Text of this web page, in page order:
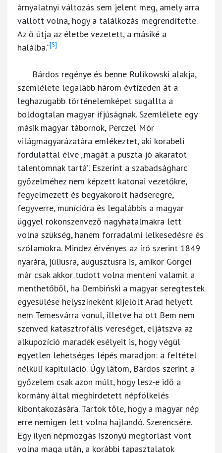
árnyalatnyi változás sem jelent meg, amely arra
vallott volna, hogy a találkozás megrendítette.
Az ő útja az életbe vezetett, a másiké a
halálba.”[5]
Bárdos regénye és benne Rulikowski alakja,
szemlélete legalább három évtizeden át a
leghazugabb történelemképet sugallta a
boldogtalan magyar ifjúságnak. Szemlélete egy
másik magyar tábornok, Perczel Mór
világmagyarázatára emlékeztet, aki korabeli
fordulattal élve „magát a puszta jó akaratot
talentomnak tartá”. Eszerint a szabadságharc
győzelméhez nem képzett katonai vezetőkre,
fegyelmezett és begyakorolt hadseregre,
fegyverre, munícióra és legalábbis a magyar
üggyel rokonszenvező nagyhatalmakra lett
volna szükség, hanem forradalmi lelkesedésre és
szólamokra. Mindez érvényes az író szerint 1849
nyarára, júliusra, augusztusra is, amikor Görgei
már csak akkor tudott volna menteni valamit a
menthetőből, ha Dembiński a magyar seregtestek
egyesülése helyszíneként kijelölt Arad helyett
nem Temesvárra vonul, illetve ha ott Bem nem
szenved katasztrofális vereséget, eljátszva az
alkupozíció maradék esélyeit is, hogy végül
egyetlen lehetséges lépés maradjon: a feltétel
nélküli kapituláció. Úgy látom, Bárdos szerint a
győzelem csak azon múlt, hogy lesz-e idő a
kormány által meghirdetett népfölkelés
kibontakozására. Tartok tőle, hogy a magyar nép
erre nemigen lett volna hajlandó. Szerencsére.
Egy ilyen népmozgás iszonyú megtorlást vont
volna maga után, a korábbi tapasztalatok